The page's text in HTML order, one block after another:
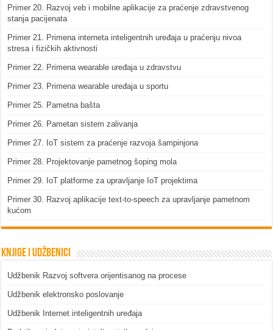
Primer 20. Razvoj veb i mobilne aplikacije za praćenje zdravstvenog
stanja pacijenata
Primer 21. Primena interneta inteligentnih uređaja u praćenju nivoa
stresa i fizičkih aktivnosti
Primer 22. Primena wearable uređaja u zdravstvu
Primer 23. Primena wearable uređaja u sportu
Primer 25. Pametna bašta
Primer 26. Pametan sistem zalivanja
Primer 27. IoT sistem za praćenje razvoja šampinjona
Primer 28. Projektovanje pametnog šoping mola
Primer 29. IoT platforme za upravljanje IoT projektima
Primer 30. Razvoj aplikacije text-to-speech za upravljanje pametnom
kućom
Knjige i udžbenici
Udžbenik Razvoj softvera orijentisanog na procese
Udžbenik elektronsko poslovanje
Udžbenik Internet inteligentnih uređaja